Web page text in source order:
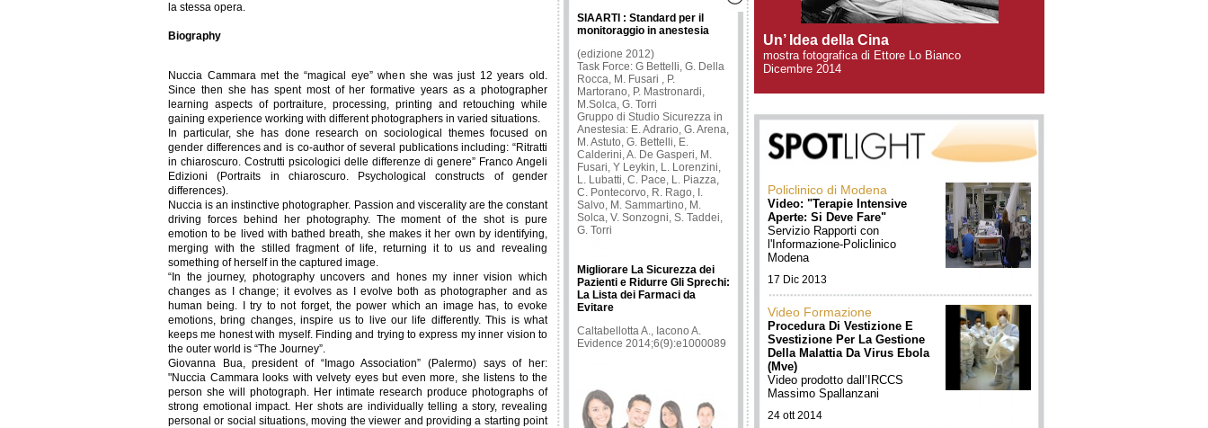
la stessa opera.
Biography
Nuccia Cammara met the “magical eye” when she was just 12 years old.
Since then she has spent most of her formative years as a photographer
learning aspects of portraiture, processing, printing and retouching while
gaining experience working with different photographers in varied situations.
In particular, she has done research on sociological themes focused on
gender differences and is co-author of several publications including: “Ritratti
in chiaroscuro. Costrutti psicologici delle differenze di genere” Franco Angeli
Edizioni (Portraits in chiaroscuro. Psychological constructs of gender
differences).
Nuccia is an instinctive photographer. Passion and viscerality are the constant
driving forces behind her photography. The moment of the shot is pure
emotion to be lived with bathed breath, she makes it her own by identifying,
merging with the stilled fragment of life, returning it to us and revealing
something of herself in the captured image.
“In the journey, photography uncovers and hones my inner vision which
changes as I change; it evolves as I evolve both as photographer and as
human being. I try to not forget, the power which an image has, to evoke
emotions, bring changes, inspire us to live our life differently. This is what
keeps me honest with myself. Finding and trying to express my inner vision to
the outer world is “The Journey”.
Giovanna Bua, president of “Imago Association” (Palermo) says of her:
"Nuccia Cammara looks with velvety eyes but even more, she listens to the
person she will photograph. Her intimate research produce photographs of
strong emotional impact. Her shots are individually telling a story, revealing
personal or social situations, moving the viewer and providing a starting point
SIAARTI : Standard per il
monitoraggio in anestesia
(edizione 2012)
Task Force: G Bettelli, G. Della
Rocca, M. Fusari , P.
Martorano, P. Mastronardi,
M.Solca, G. Torri
Gruppo di Studio Sicurezza in
Anestesia: E. Adrario, G. Arena,
M. Astuto, G. Bettelli, E.
Calderini, A. De Gasperi, M.
Fusari, Y Leykin, L. Lorenzini,
L. Lubatti, C. Pace, L. Piazza,
C. Pontecorvo, R. Rago, I.
Salvo, M. Sammartino, M.
Solca, V. Sonzogni, S. Taddei,
G. Torri
Migliorare La Sicurezza dei
Pazienti e Ridurre Gli Sprechi:
La Lista dei Farmaci da
Evitare
Caltabellotta A., Iacono A.
Evidence 2014;6(9):e1000089
Un’ Idea della Cina
mostra fotografica di Ettore Lo Bianco
Dicembre 2014
Policlinico di Modena
Video: "Terapie Intensive
Aperte: Si Deve Fare"
Servizio Rapporti con
l'Informazione-Policlinico
Modena
17 Dic 2013
Video Formazione
Procedura Di Vestizione E
Svestizione Per La Gestione
Della Malattia Da Virus Ebola
(Mve)
Video prodotto dall’IRCCS
Massimo Spallanzani
24 ott 2014